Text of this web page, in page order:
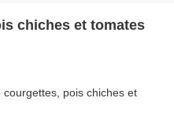
chiches et tomates